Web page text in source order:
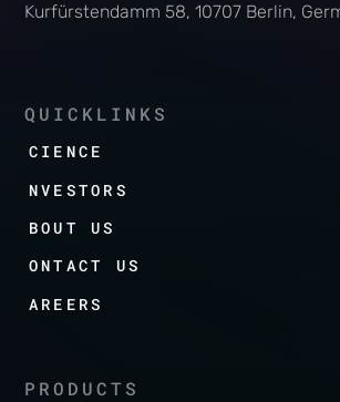
Kurfürstendamm 58, 10707 Berlin,
QUICKLINKS
SCIENCE
INVESTORS
ABOUT US
CONTACT US
CAREERS
PRODUCTS